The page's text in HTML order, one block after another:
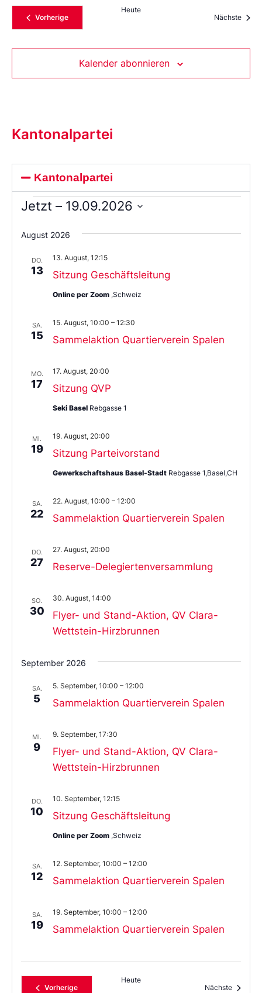
VorherigeVeranstaltungen
Heute
Nächste
Kalender abonnieren
Kantonalpartei
Kantonalpartei
Jetzt – 19.09.2026
Sie
das
aus.
August 2026
DO.
13 Sitzung Geschäftsleitung
13. August, 12:15
Online per Zoom ,Schweiz
SA.
15 Sammelaktion Quartierverein Spalen
15. August, 10:00 – 12:30
MO.
17 Sitzung QVP
17. August, 20:00
Seki Basel Rebgasse 1
MI.
19 Sitzung Parteivorstand
19. August, 20:00
Gewerkschaftshaus Basel-Stadt Rebgasse 1,Basel,CH
SA.
22 Sammelaktion Quartierverein Spalen
22. August, 10:00 – 12:00
DO.
27 Reserve-Delegiertenversammlung
27. August, 20:00
SO.
30
Flyer- und Stand-Aktion, QV Clara-
Wettstein-Hirzbrunnen
30. August, 14:00
September 2026
SA.
5 Sammelaktion Quartierverein Spalen
5. September, 10:00 – 12:00
MI.
9
Flyer- und Stand-Aktion, QV Clara-
Wettstein-Hirzbrunnen
9. September, 17:30
DO.
10 Sitzung Geschäftsleitung
10. September, 12:15
Online per Zoom ,Schweiz
SA.
12 Sammelaktion Quartierverein Spalen
12. September, 10:00 – 12:00
SA.
19 Sammelaktion Quartierverein Spalen
19. September, 10:00 – 12:00
VorherigeVeranstaltungen
Heute
Nächste